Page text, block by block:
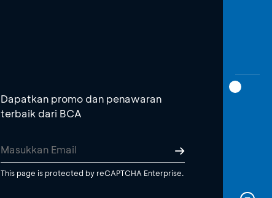
Dapatkan promo dan penawaran
terbaik dari BCA
This page is protected by reCAPTCHA Enterprise.